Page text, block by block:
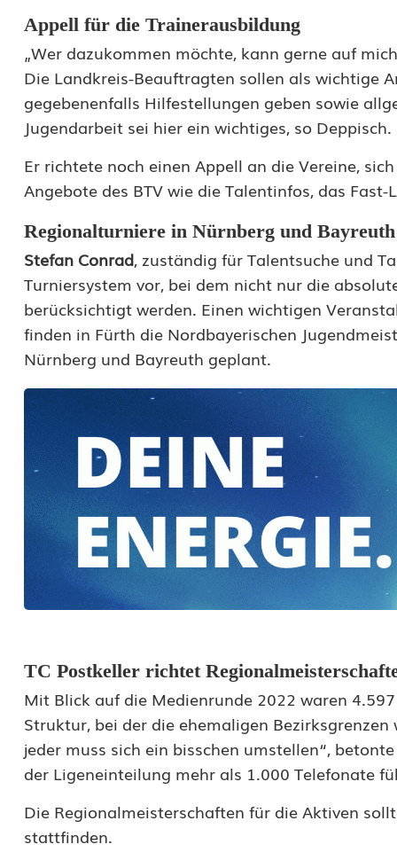
a
y
e
r
:
L
a
n
d
k
r
e
s
-
u
f
t
r
g
Appell für die Trainerausbildung
„Wer dazukommen möchte, kann gerne auf
Die Landkreis-Beauftragten sollen als wichtige
gegebenenfalls Hilfestellungen geben sowie
Jugendarbeit sei hier ein wichtiges, so Deppisch.
Er richtete noch einen Appell an die Vereine,
Angebote des BTV wie die Talentinfos, das
Regionalturniere in Nürnberg und Bayreuth
Stefan Conrad, zuständig für Talentsuche und
Turniersystem vor, bei dem nicht nur die
berücksichtigt werden. Einen wichtigen
finden in Fürth die Nordbayerischen
Nürnberg und Bayreuth geplant.
TC Postkeller richtet
Mit Blick auf die Medienrunde 2022 waren
Struktur, bei der die ehemaligen
jeder muss sich ein bisschen umstellen“,
der Ligeneinteilung mehr als 1.000 Telefonate
Die Regionalmeisterschaften für die Aktiven
stattfinden.